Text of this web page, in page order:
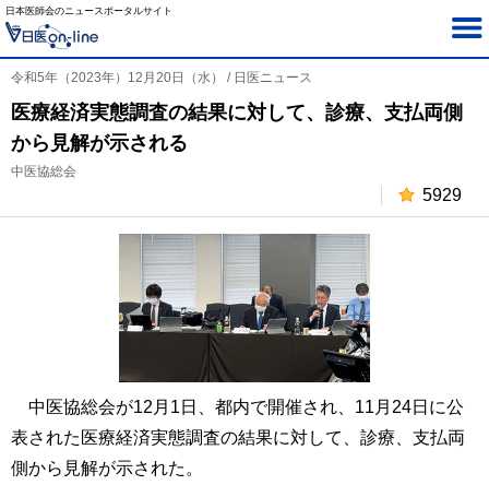
日本医師会のニュースポータルサイト
令和5年（2023年）12月20日（水） / 日医ニュース
医療経済実態調査の結果に対して、診療、支払両側
から見解が示される
中医協総会
5929
中医協総会が12月1日、都内で開催され、11月24日に公
表された医療経済実態調査の結果に対して、診療、支払両
側から見解が示された。